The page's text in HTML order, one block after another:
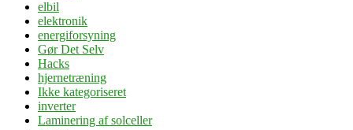
elbil
elektronik
energiforsyning
Gør Det Selv
Hacks
hjernetræning
Ikke kategoriseret
inverter
Laminering af solceller